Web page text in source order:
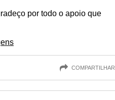
por todo o apoio que
COMPARTILHAR